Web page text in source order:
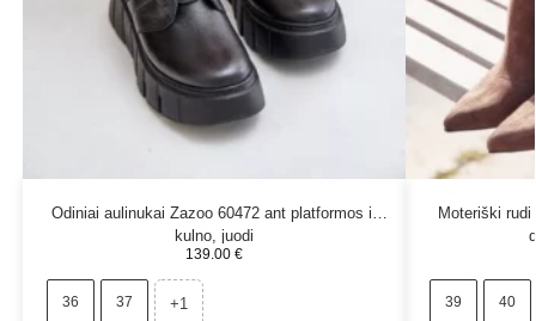
Odiniai aulinukai Zazoo 60472 ant platformos ir
kulno, juodi
139.00 €
36 37 +1
Moteriški
39 40